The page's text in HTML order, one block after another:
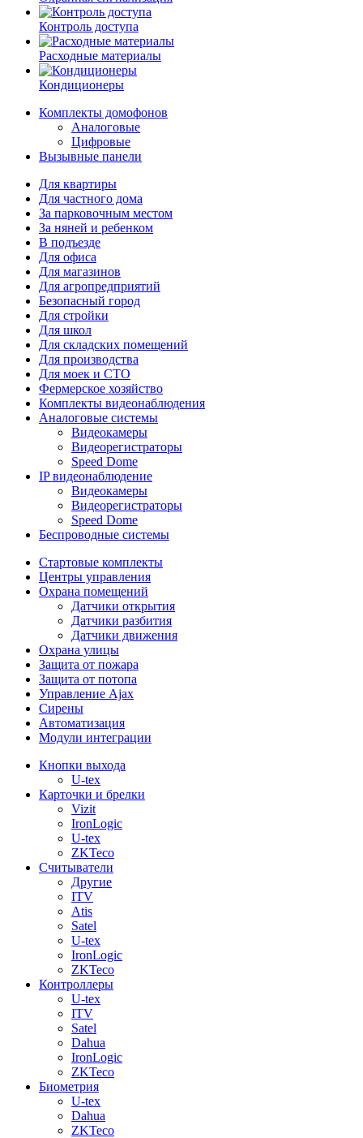
Контроль доступа
Расходные материалы
Кондиционеры
Комплекты домофонов
Аналоговые
Цифровые
Вызывные панели
Для квартиры
Для частного дома
За парковочным местом
За няней и ребенком
В подъезде
Для офиса
Для магазинов
Для агропредприятий
Безопасный город
Для стройки
Для школ
Для складских помещений
Для производства
Для моек и СТО
Фермерское хозяйство
Комплекты видеонаблюдения
Аналоговые системы
Видеокамеры
Видеорегистраторы
Speed Dome
IP видеонаблюдение
Видеокамеры
Видеорегистраторы
Speed Dome
Беспроводные системы
Стартовые комплекты
Центры управления
Охрана помещений
Датчики открытия
Датчики разбития
Датчики движения
Охрана улицы
Защита от пожара
Защита от потопа
Управление Ajax
Сирены
Автоматизация
Модули интеграции
Кнопки выхода
U-tex
Карточки и брелки
Vizit
IronLogic
U-tex
ZKTeco
Считыватели
Другие
ITV
Atis
Satel
U-tex
IronLogic
ZKTeco
Контроллеры
U-tex
ITV
Satel
Dahua
IronLogic
ZKTeco
Биометрия
U-tex
Dahua
ZKTeco